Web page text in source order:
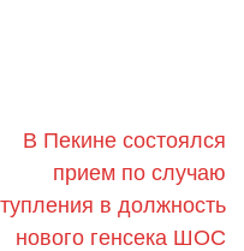
В Пекине состоялся
прием по случаю
в должность
нового генсека ШОС